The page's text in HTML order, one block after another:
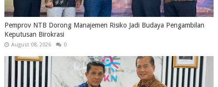
Pemprov NTB Dorong Manajemen Risiko Jadi Budaya Pengambilan
Keputusan Birokrasi
August 08, 2026 0